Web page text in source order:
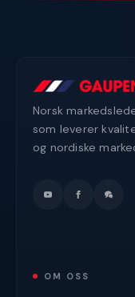
Norsk
som leverer
og nordiske
OM OSS